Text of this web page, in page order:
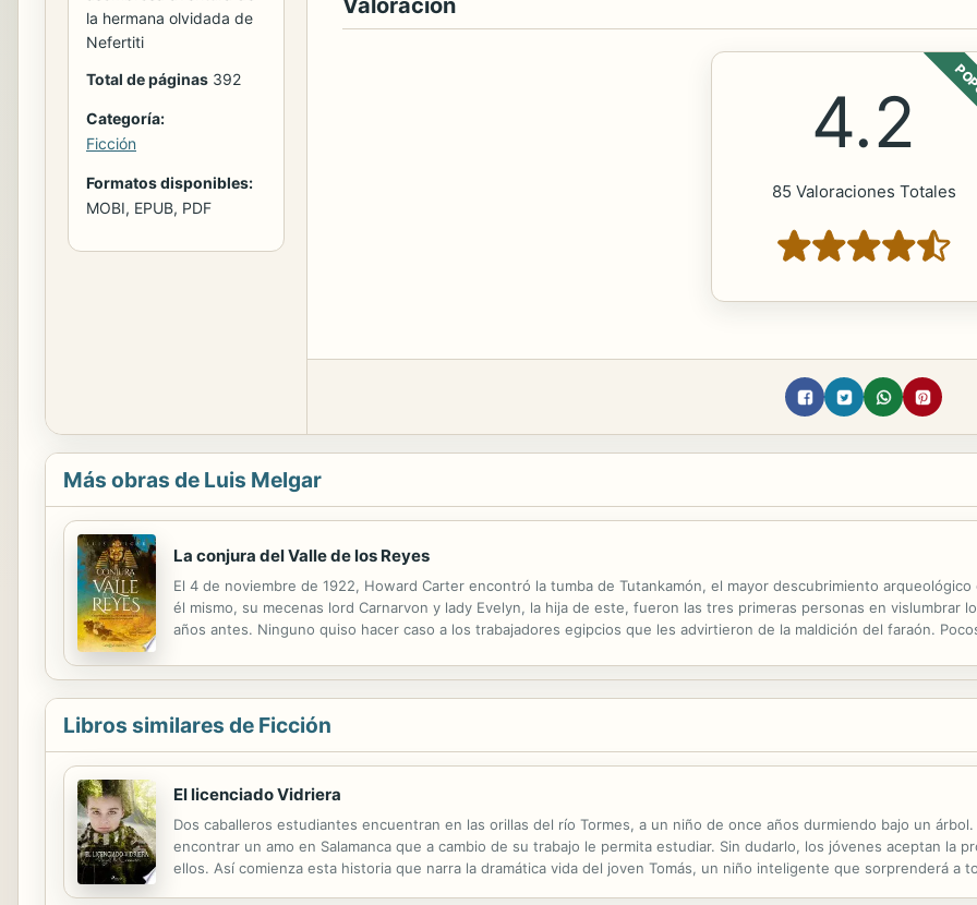
la hermana olvidada de
Nefertiti
Total de páginas 392
Categoría:
Ficción
Formatos disponibles:
MOBI, EPUB, PDF
Valoración
4.2
85 Valoraciones Totales
Más obras de Luis Melgar
La conjura del Valle de los Reyes
El 4 de noviembre de 1922, Howard Carter encontró la tumba de Tutankamón, el mayor descubrimiento
él mismo, su mecenas lord Carnarvon y lady Evelyn, la hija de este, fueron las tres primeras personas en vislumbrar
años antes. Ninguno quiso hacer caso a los trabajadores egipcios que les advirtieron de la maldición del faraón.
Libros similares de Ficción
El licenciado Vidriera
Dos caballeros estudiantes encuentran en las orillas del río Tormes, a un niño de once años durmiendo bajo un árbol.
encontrar un amo en Salamanca que a cambio de su trabajo le permita estudiar. Sin dudarlo, los jóvenes aceptan la
ellos. Así comienza esta historia que narra la dramática vida del joven Tomás, un niño inteligente que sorprenderá a